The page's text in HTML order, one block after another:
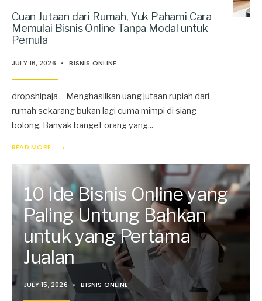
Cuan Jutaan dari Rumah, Yuk Pahami Cara
Memulai Bisnis Online Tanpa Modal untuk
Pemula
JULY 16, 2026 • BISNIS ONLINE
dropshipaja – Menghasilkan uang jutaan rupiah dari
rumah sekarang bukan lagi cuma mimpi di siang
bolong. Banyak banget orang yang...
READ MORE →
10 Ide Bisnis Online yang
Paling Untung Bahkan
untuk yang Pertama
Jualan
JULY 15, 2026 • BISNIS ONLINE